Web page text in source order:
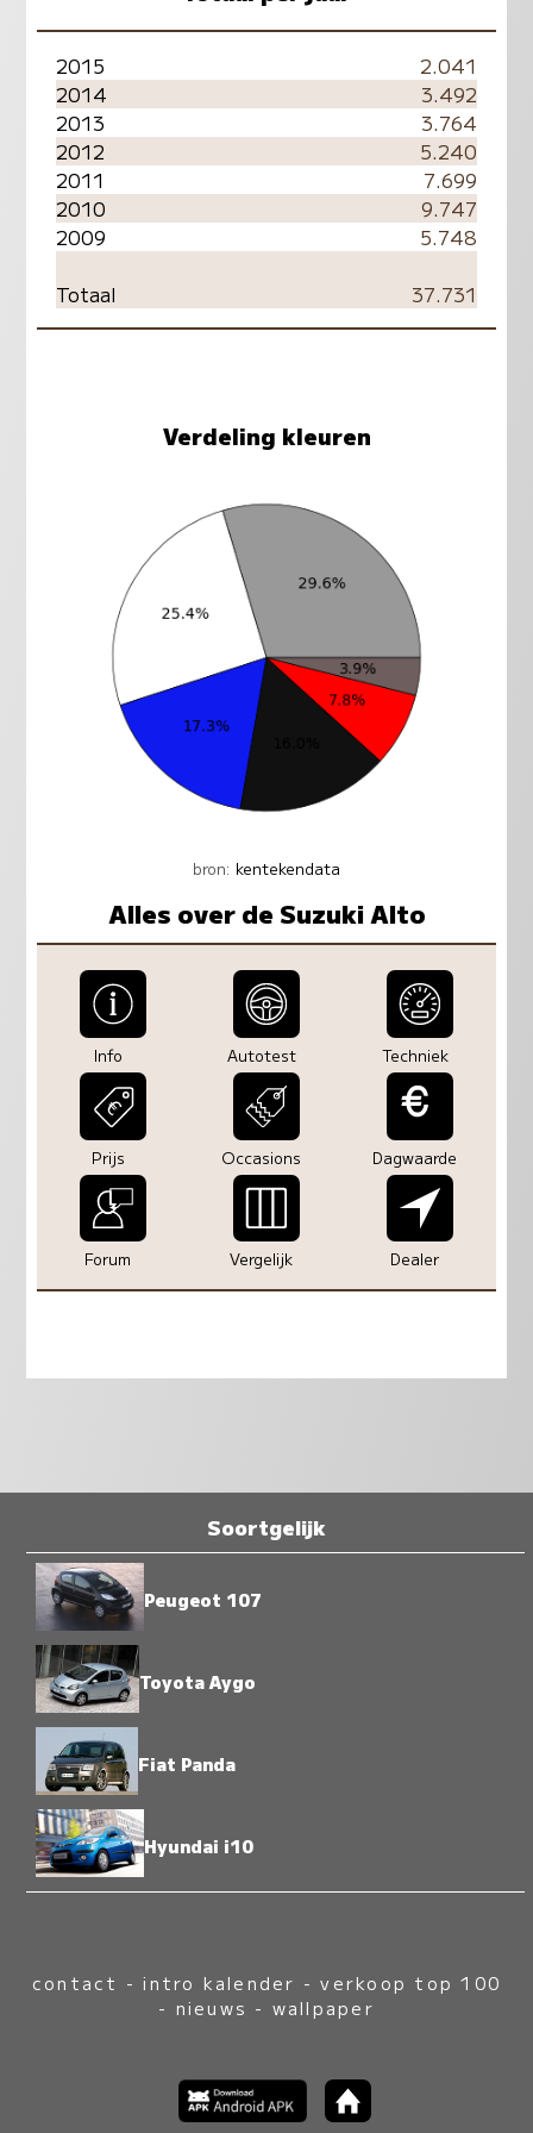
2015
2.041
2014
3.492
2013
3.764
2012
5.240
2011
7.699
2010
9.747
2009
5.748
Totaal
37.731
Verdeling kleuren
bron: kentekendata
Alles over de Suzuki Alto
Info Autotest Techniek
Prijs Occasions Dagwaarde
Forum Vergelijk Dealer
Soortgelijk
Peugeot 107
Toyota Aygo
Fiat Panda
Hyundai i10
contact -intro kalender -verkoop top 100
- nieuws - wallpaper